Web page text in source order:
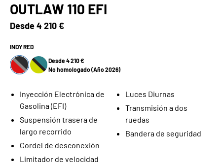
OUTLAW 110 EFI
Desde4 210 €
INDY RED
Desde 4 210 €
No homologado (Año 2026)
Inyección Electrónica de
Gasolina (EFI)
Suspensión trasera de
largo recorrido
Cordel de desconexión
Limitador de velocidad
Luces Diurnas
Transmisión a dos
ruedas
Bandera de seguridad